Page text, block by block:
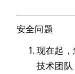
安全问题
现在起
技术团队